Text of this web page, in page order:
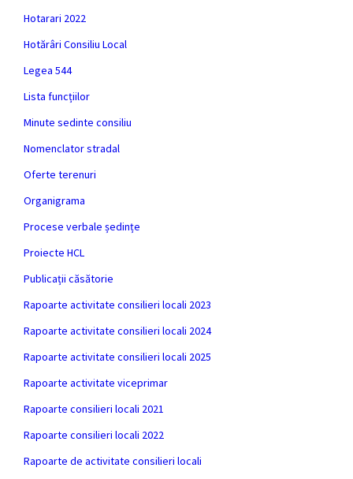
Hotarari 2022
Hotărâri Consiliu Local
Legea 544
Lista funcțiilor
Minute sedinte consiliu
Nomenclator stradal
Oferte terenuri
Organigrama
Procese verbale ședințe
Proiecte HCL
Publicații căsătorie
Rapoarte activitate consilieri locali 2023
Rapoarte activitate consilieri locali 2024
Rapoarte activitate consilieri locali 2025
Rapoarte activitate viceprimar
Rapoarte consilieri locali 2021
Rapoarte consilieri locali 2022
Rapoarte de activitate consilieri locali